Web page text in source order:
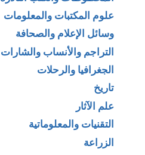
علوم المكتبات والمعلومات
وسائل الإعلام والصحافة
التراجم والأنساب والشارات
الجغرافيا والرحلات
تاريخ
علم الآثار
التقنيات والمعلوماتية
الزراعة